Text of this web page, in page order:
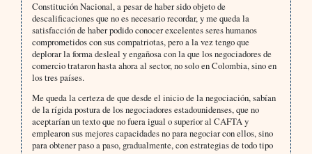
Constitución Nacional, a pesar de haber sido objeto de
descalificaciones que no es necesario recordar, y me queda la
satisfacción de haber podido conocer excelentes seres humanos
comprometidos con sus compatriotas, pero a la vez tengo que
deplorar la forma desleal y engañosa con la que los negociadores de
comercio trataron hasta ahora al sector, no solo en Colombia, sino en
los tres países.
Me queda la certeza de que desde el inicio de la negociación, sabían
de la rígida postura de los negociadores estadounidenses, que no
aceptarían un texto que no fuera igual o superior al CAFTA y
emplearon sus mejores capacidades no para negociar con ellos, sino
para obtener paso a paso, gradualmente, con estrategias de todo tipo